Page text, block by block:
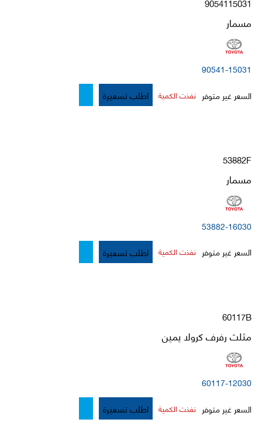
مسمار
90541-15031
السعر غير متوفر نفذت الكمية اطلب تسعيرة
53882F
مسمار
53882-16030
السعر غير متوفر نفذت الكمية اطلب تسعيرة
60117B
مثلث رفرف كرولا يمين
60117-12030
السعر غير متوفر نفذت الكمية اطلب تسعيرة